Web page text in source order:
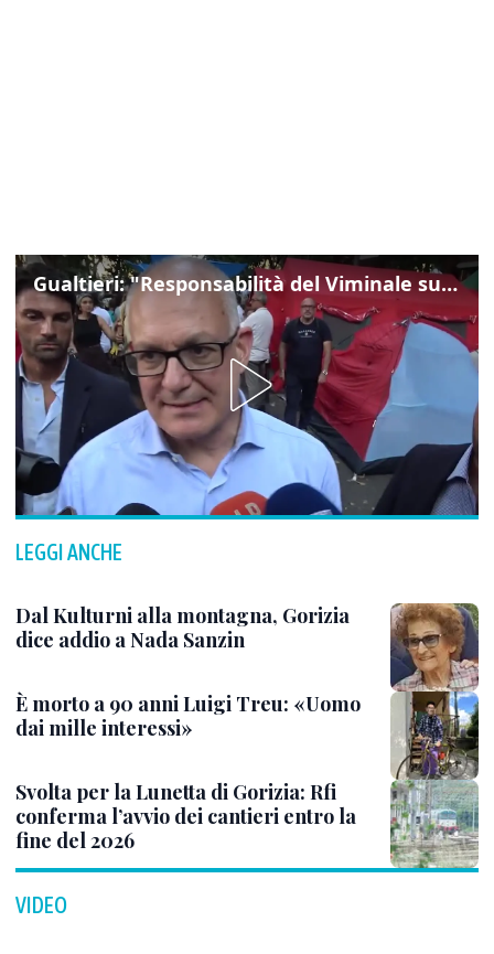
Gualtieri: "Responsabilità del Viminale su Spin Time? La posizione dei partiti è nota"
LEGGI ANCHE
Dal Kulturni alla montagna, Gorizia
dice addio a Nada Sanzin
È morto a 90 anni Luigi Treu: «Uomo
dai mille interessi»
Svolta per la Lunetta di Gorizia: Rfi
conferma l’avvio dei cantieri entro la
fine del 2026
VIDEO